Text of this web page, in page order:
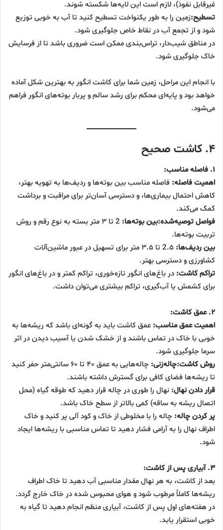
غیرقابل نفوذ)، لازم است این لایه‌ها شکسته شوند.
تسطیح:زمین را به طور یکنواخت تسطیح کنید تا آب به خوبی توزیع
شود و از تجمع آب در نقاط خاص جلوگیری شود.
در مناطق شیب‌دار، تراس‌بندی ممکن است ضروری باشد تا از فرسایش
خاک جلوگیری شود.
با انجام این مراحل، زمین شما برای کاشت انگور به بهترین شکل آماده
خواهد بود و پایه‌ای محکم برای رشد سالم و پربار بوته‌های انگور فراهم
می‌شود.
۴. کاشت صحیح
۱. فاصله مناسب:
اهمیت فاصله: فاصله مناسب بین بوته‌ها و ردیف‌ها به تهویه بهتر،
کاهش احتمال بیماری‌ها، و دسترسی آسان‌تر برای مراقبت و برداشت
کمک می‌کند.
فواصل توصیه‌شده:بین بوته‌ها:
2 تا ۳ متر بسته به نوع رقم و روش
تربیت بوته‌ها.
بین ردیف‌ها:
2.۵ تا ۳.۵ متر برای تسهیل در عبور ماشین‌آلات
کشاورزی و دسترسی بهتر.
تراکم کاشت: در باغ‌های انگور تازه‌خوری، تراکم کمتر و در باغ‌های انگور
برای کشمش یا آب‌گیری، تراکم بیشتری می‌توان داشت.
۲. عمق کاشت:
اهمیت عمق مناسب: عمق کاشت باید به گونه‌ای باشد که ریشه‌ها به
خوبی با خاک در تماس باشند و از خشک شدن یا آسیب دیدن در اثر
سرما جلوگیری شود.
روش کاشت:چاله‌زنی:
چاله‌هایی به عمق ۴۰ تا ۶۰ سانتی‌متر حفر کنید
تا ریشه‌ها فضای کافی برای گسترش داشته باشند.
قرار دادن نهال: نهال را طوری در چاله قرار دهید که طوقه گیاه (محل
اتصال ریشه به ساقه) کمی بالاتر از سطح خاک باشد.
پر کردن چاله: چاله را با مخلوطی از خاک و کود آلی پر کنید و خاک
اطراف نهال را به آرامی فشار دهید تا تماس مناسبی با ریشه‌ها ایجاد
شود.
۳. آبیاری پس از کاشت:
بعد از کاشت، به هر نهال مقدار مناسبی آب دهید تا خاک اطراف
ریشه‌ها کاملاً مرطوب شود و هوای محبوس شده در خاک خارج گردد.
در هفته‌های اول پس از کاشت، آبیاری منظم انجام دهید تا گیاه به
خوبی استقرار یابد.